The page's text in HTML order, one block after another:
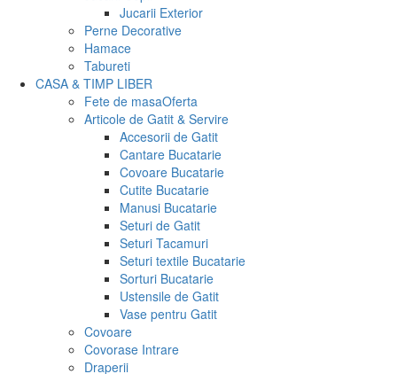
Jucarii Exterior
Perne Decorative
Hamace
Tabureti
CASA & TIMP LIBER
Fete de masaOferta
Articole de Gatit & Servire
Accesorii de Gatit
Cantare Bucatarie
Covoare Bucatarie
Cutite Bucatarie
Manusi Bucatarie
Seturi de Gatit
Seturi Tacamuri
Seturi textile Bucatarie
Sorturi Bucatarie
Ustensile de Gatit
Vase pentru Gatit
Covoare
Covorase Intrare
Draperii